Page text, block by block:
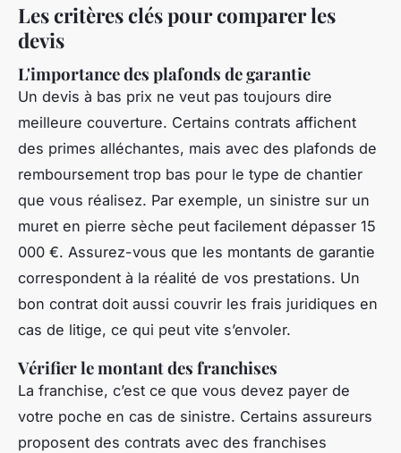
Les critères clés pour comparer les
devis
L'importance des plafonds de garantie
Un devis à bas prix ne veut pas toujours dire
meilleure couverture. Certains contrats affichent
des primes alléchantes, mais avec des plafonds de
remboursement trop bas pour le type de chantier
que vous réalisez. Par exemple, un sinistre sur un
muret en pierre sèche peut facilement dépasser 15
000 €. Assurez-vous que les montants de garantie
correspondent à la réalité de vos prestations. Un
bon contrat doit aussi couvrir les frais juridiques en
cas de litige, ce qui peut vite s’envoler.
Vérifier le montant des franchises
La franchise, c’est ce que vous devez payer de
votre poche en cas de sinistre. Certains assureurs
proposent des contrats avec des franchises